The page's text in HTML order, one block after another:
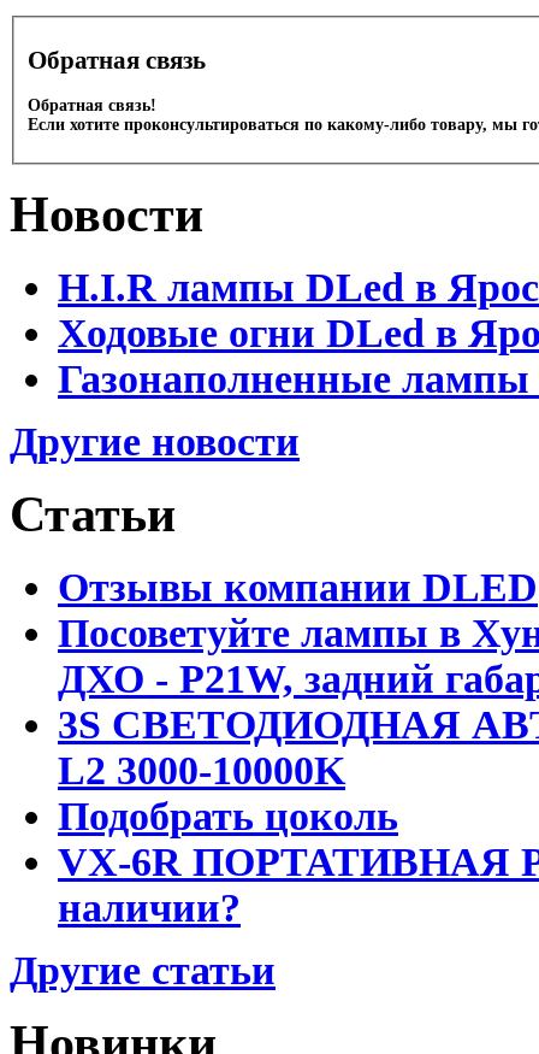
Обратная связь
Обратная связь!
Если хотите проконсультироваться по какому-либо товару, мы
Новости
H.I.R лампы DLed в
Ходовые огни DLed в
Газонаполненные
Другие новости
Статьи
Отзывы компании DLED
Посоветуйте лампы в
ДХО - P21W, задний
3S СВЕТОДИОДНАЯ
L2 3000-10000K
Подобрать цоколь
VX-6R ПОРТАТИВНАЯ
наличии?
Другие статьи